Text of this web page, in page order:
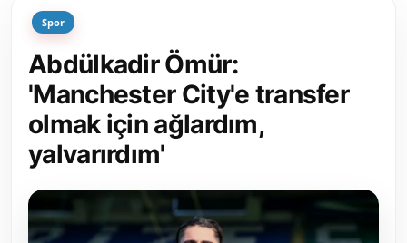
Siyasi Partiler
Yerel Yönetimler
Mülki İdare
Toplum ve Yaşam
Sivil Toplum Kuruluşları
Spor
Abdülkadir Ömür:
'Manchester City'e transfer
olmak için ağlardım,
yalvarırdım'